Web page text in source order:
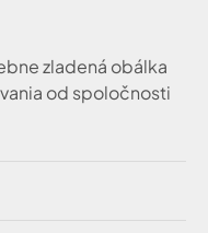
zladená obálka
od spoločnosti